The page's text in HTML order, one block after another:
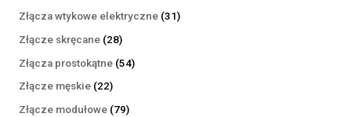
produkty
Złącza wtykowe elektryczne 3131
Złącze skręcane 2828
produktów
Złącza prostokątne 5454
Złącze męskie 2222
produkty
Złącze modułowe 7979